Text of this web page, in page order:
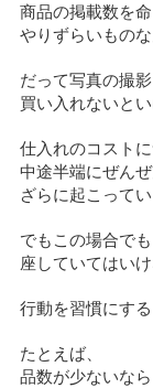
商品の掲載数を
やりずらいものな
だって写真の撮
買い入れないとい
仕入れのコスト
中途半端にぜん
ざらに起こってい
でもこの場合でも
座していてはい
行動を習慣にす
たとえば、
品数が少ないなら